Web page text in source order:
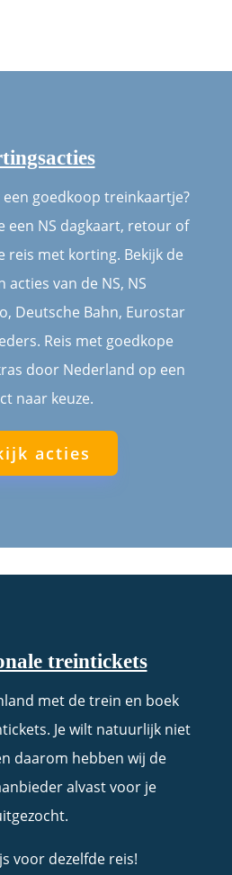
goedkoop treinkaartje?
een NS dagkaart, retour of
reis met korting. Bekijk de
van de NS, NS
Deutsche Bahn, Eurostar
Reis met goedkope
door Nederland op een
naar keuze.
acties
treintickets
met de trein en boek
Je wilt natuurlijk niet
daarom hebben wij de
alvast voor je
voor dezelfde reis!